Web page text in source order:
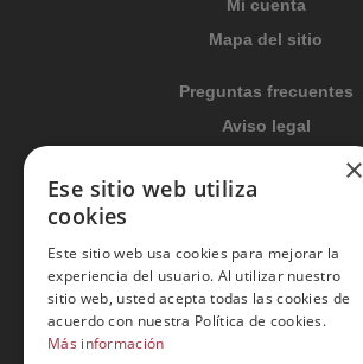
Mi cuenta
Mapa del sitio
Preguntas frecuentes
Aviso legal
Condiciones generales
Política de privacidad
Política Integrada
Tratamiento de datos
×
Ese sitio web utiliza
cookies
Este sitio web usa cookies para mejorar la
experiencia del usuario. Al utilizar nuestro
sitio web, usted acepta todas las cookies de
acuerdo con nuestra Política de cookies.
Más información